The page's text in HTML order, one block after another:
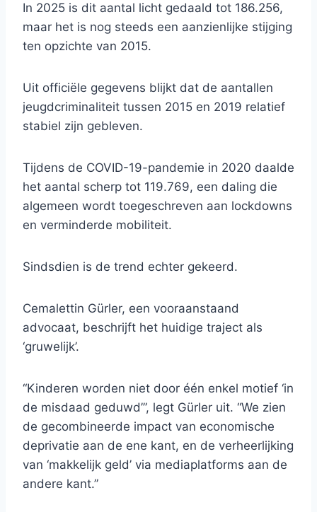
In 2025 is dit aantal licht gedaald tot 186.256,
maar het is nog steeds een aanzienlijke stijging
ten opzichte van 2015.
Uit officiële gegevens blijkt dat de aantallen
jeugdcriminaliteit tussen 2015 en 2019 relatief
stabiel zijn gebleven.
Tijdens de COVID-19-pandemie in 2020 daalde
het aantal scherp tot 119.769, een daling die
algemeen wordt toegeschreven aan lockdowns
en verminderde mobiliteit.
Sindsdien is de trend echter gekeerd.
Cemalettin Gürler, een vooraanstaand
advocaat, beschrijft het huidige traject als
‘gruwelijk’.
“Kinderen worden niet door één enkel motief ‘in
de misdaad geduwd’”, legt Gürler uit. “We zien
de gecombineerde impact van economische
deprivatie aan de ene kant, en de verheerlijking
van ‘makkelijk geld’ via mediaplatforms aan de
andere kant.”